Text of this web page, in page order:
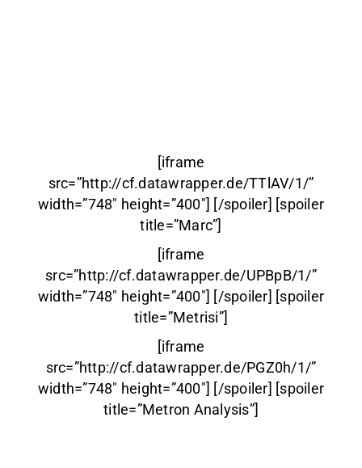
[iframe
src=”http://cf.datawrapper.de/TTlAV/1/”
width=”748″ height=”400″] [/spoiler] [spoiler
title=”Marc”]
[iframe
src=”http://cf.datawrapper.de/UPBpB/1/”
width=”748″ height=”400″] [/spoiler] [spoiler
title=”Metrisi”]
[iframe
src=”http://cf.datawrapper.de/PGZ0h/1/”
width=”748″ height=”400″] [/spoiler] [spoiler
title=”Metron Analysis”]